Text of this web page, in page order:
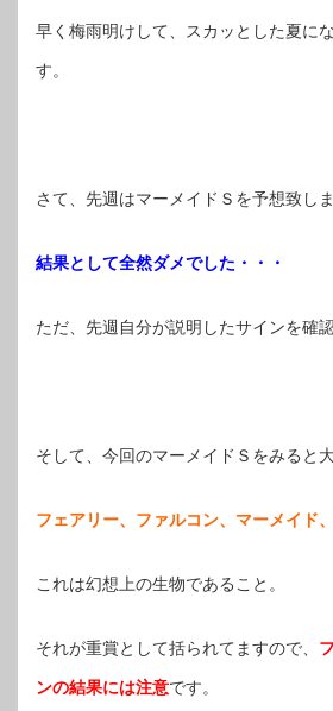
早く梅雨明けして、スカッとした夏に
す。
さて、先週はマーメイドＳを予想致しま
結果として全然ダメでした・・・
ただ、先週自分が説明したサインを確
そして、今回のマーメイドＳをみると
フェアリー、ファルコン、マーメイド
これは幻想上の生物であること。
それが重賞として括られてますので、
ンの結果には注意です。